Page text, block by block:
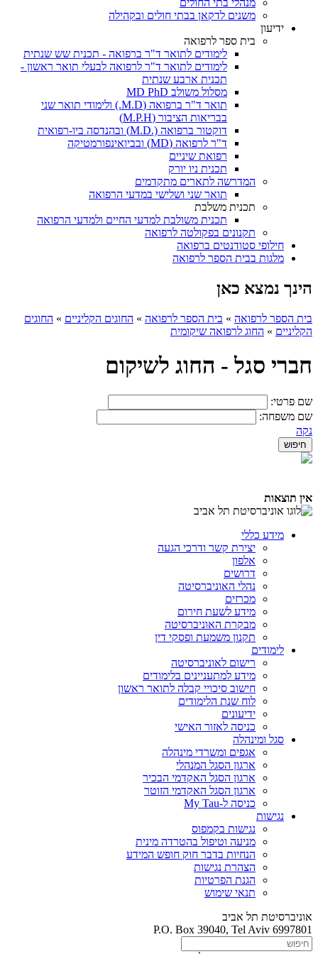
מנהלי בתי החולים
משנים לדקאן בבתי חולים ובקהילה
ידיעון
בית ספר לרפואה
לימודים לתואר ד"ר ברפואה - תכנית שש שנתית
לימודים לתואר ד"ר לרפואה לבעלי תואר ראשון -
תכנית ארבע שנתית
מסלול משולב MD PhD
תואר ד"ר ברפואה (M.D.) ולימודי תואר שני
בבריאות הציבור (M.P.H)
דוקטור ברפואה (.M.D) ובהנדסה ביו-רפואית
ד"ר לרפואה (MD) ובביואינפורמטיקה
רפואת שיניים
תכנית ניו יורק
המדרשה לתארים מתקדמים
תואר שני ושלישי במדעי הרפואה
תכנית משלבת
תכנית משולבת למדעי החיים ולמדעי הרפואה
תקנונים בפקולטה לרפואה
חילופי סטודנטים ברפואה
מלגות בבית הספר לרפואה
הינך נמצא כאן
בית הספר לרפואה » בית הספר לרפואה » החוגים הקליניים » החוגים
הקליניים » החוג לרפואה שיקומית
חברי סגל - החוג לשיקום
שם פרטי:
שם משפחה:
נקה
אין תוצאות
מידע כללי
יצירת קשר ודרכי הגעה
אלפון
דרושים
נהלי האוניברסיטה
מכרזים
מידע לשעת חירום
מבקרת האוניברסיטה
תקנון משמעת ופסקי דין
לימודים
רישום לאוניברסיטה
מידע למתעניינים בלימודים
חישוב סיכויי קבלה לתואר ראשון
לוח שנת הלימודים
ידיעונים
כניסה לאזור האישי
סגל ומינהלה
אגפים ומשרדי מינהלה
ארגון הסגל המנהלי
ארגון הסגל האקדמי הבכיר
ארגון הסגל האקדמי הזוטר
כניסה ל-My Tau
נגישות
נגישות בקמפוס
מניעה וטיפול בהטרדה מינית
הנחיות בדבר חוק חופש המידע
הצהרת נגישות
הגנת הפרטיות
תנאי שימוש
אוניברסיטת תל אביב
P.O. Box 39040, Tel Aviv 6997801